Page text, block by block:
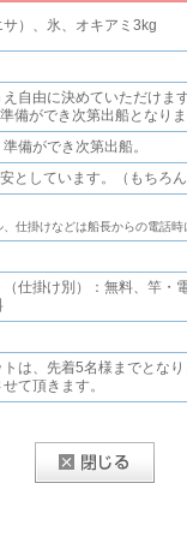
）、氷、オキアミ3kg
自由に決めていただけま
ができ次第出船となりま
備ができ次第出船。
としています。（もちろ
仕掛けなどは船長からの電話時
仕掛け別）：無料、竿・
は、先着5名様までとな
て頂きます。